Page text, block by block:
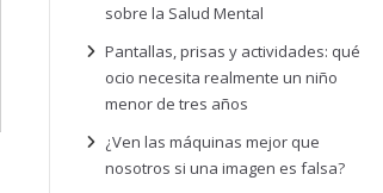
sobre la Salud Mental
Pantallas, prisas y actividades: qué
ocio necesita realmente un niño
menor de tres años
¿Ven las máquinas mejor que
nosotros si una imagen es falsa?